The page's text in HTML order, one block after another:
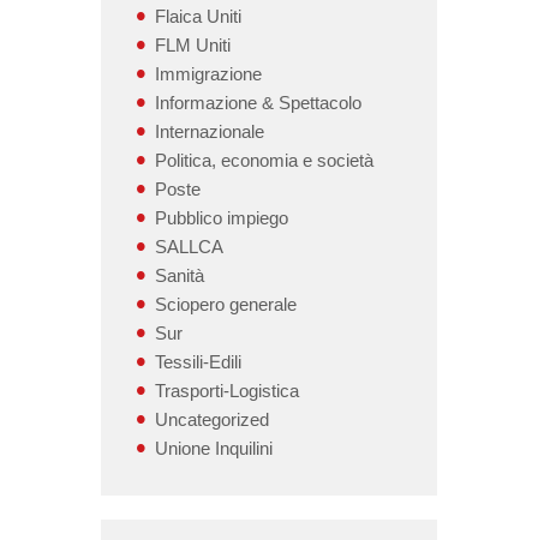
Flaica Uniti
FLM Uniti
Immigrazione
Informazione & Spettacolo
Internazionale
Politica, economia e società
Poste
Pubblico impiego
SALLCA
Sanità
Sciopero generale
Sur
Tessili-Edili
Trasporti-Logistica
Uncategorized
Unione Inquilini